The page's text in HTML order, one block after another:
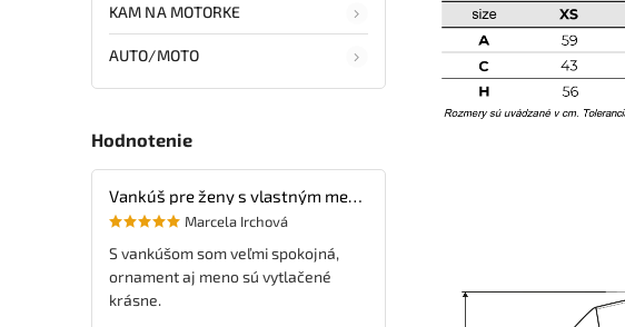
KAM NA MOTORKE
AUTO/MOTO
Hodnotenie
Marcela Irchová
S vankúšom som veľmi spokojná,
ornament aj meno sú vytlačené
krásne.